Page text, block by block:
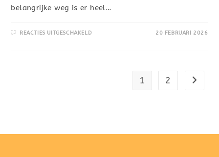
belangrijke weg is er heel…
REACTIES UITGESCHAKELD 20 FEBRUARI 2026
1 2